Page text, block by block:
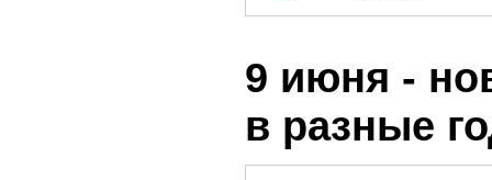
9 июня -
в разные